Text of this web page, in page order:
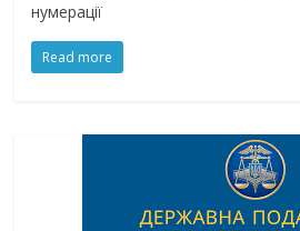
нумерації
Read more